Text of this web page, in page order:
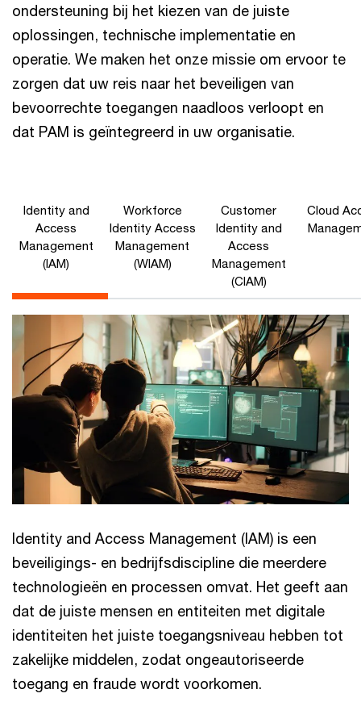
ondersteuning bij het kiezen van de juiste
oplossingen, technische implementatie en
operatie. We maken het onze missie om ervoor te
zorgen dat uw reis naar het beveiligen van
bevoorrechte toegangen naadloos verloopt en
dat PAM is geïntegreerd in uw organisatie.
Identity and
Access
Management
(IAM)
Workforce
Identity Access
Management
(WIAM)
Customer
Identity and
Access
Management
(CIAM)
Cloud
Identity and Access Management (IAM) is een
beveiligings- en bedrijfsdiscipline die meerdere
technologieën en processen omvat. Het geeft aan
dat de juiste mensen en entiteiten met digitale
identiteiten het juiste toegangsniveau hebben tot
zakelijke middelen, zodat ongeautoriseerde
toegang en fraude wordt voorkomen.